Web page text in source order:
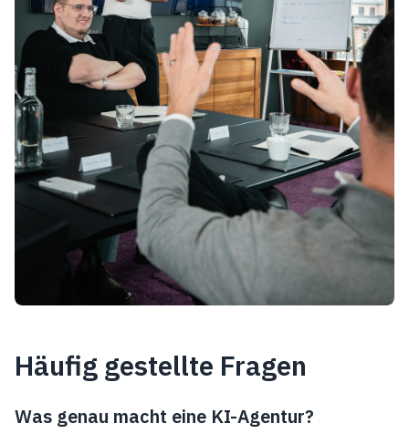
Häufig gestellte Fragen
Was genau macht eine KI-Agentur?